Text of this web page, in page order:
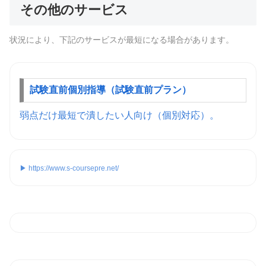
その他のサービス
状況により、下記のサービスが最短になる場合があります。
試験直前個別指導（試験直前プラン）
弱点だけ最短で潰したい人向け（個別対応）。
▶ https://www.s-coursepre.net/